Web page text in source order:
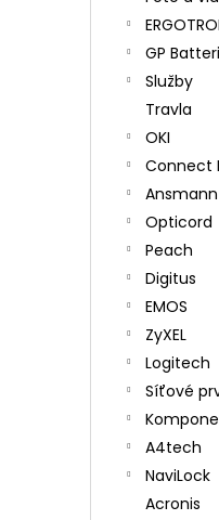
GP
Služby
Travla
OKI
Connect
Ansmann
Opticord
Peach
Digitus
EMOS
ZyXEL
Logitech
Síťové
A4tech
NaviLock
Acronis